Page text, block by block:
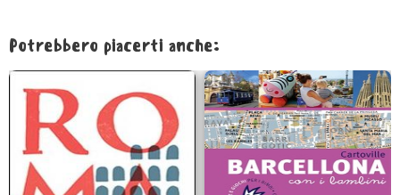
Potrebbero piacerti anche: